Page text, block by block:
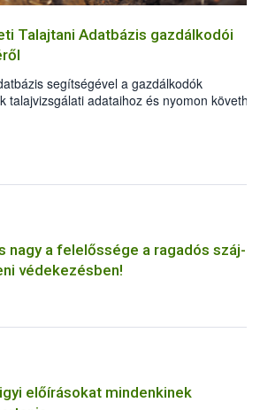
Talajtani Adatbázis gazdálkodói
segítségével a gazdálkodók
talajvizsgálati adataihoz és nyomon
feltétele, hogy a
Államkincstár (MÁK) ügyfélazonosítóval. A
is segíti az online felület használatát.
nagy a felelőssége a ragadós száj-
védekezésben!
előírásokat mindenkinek